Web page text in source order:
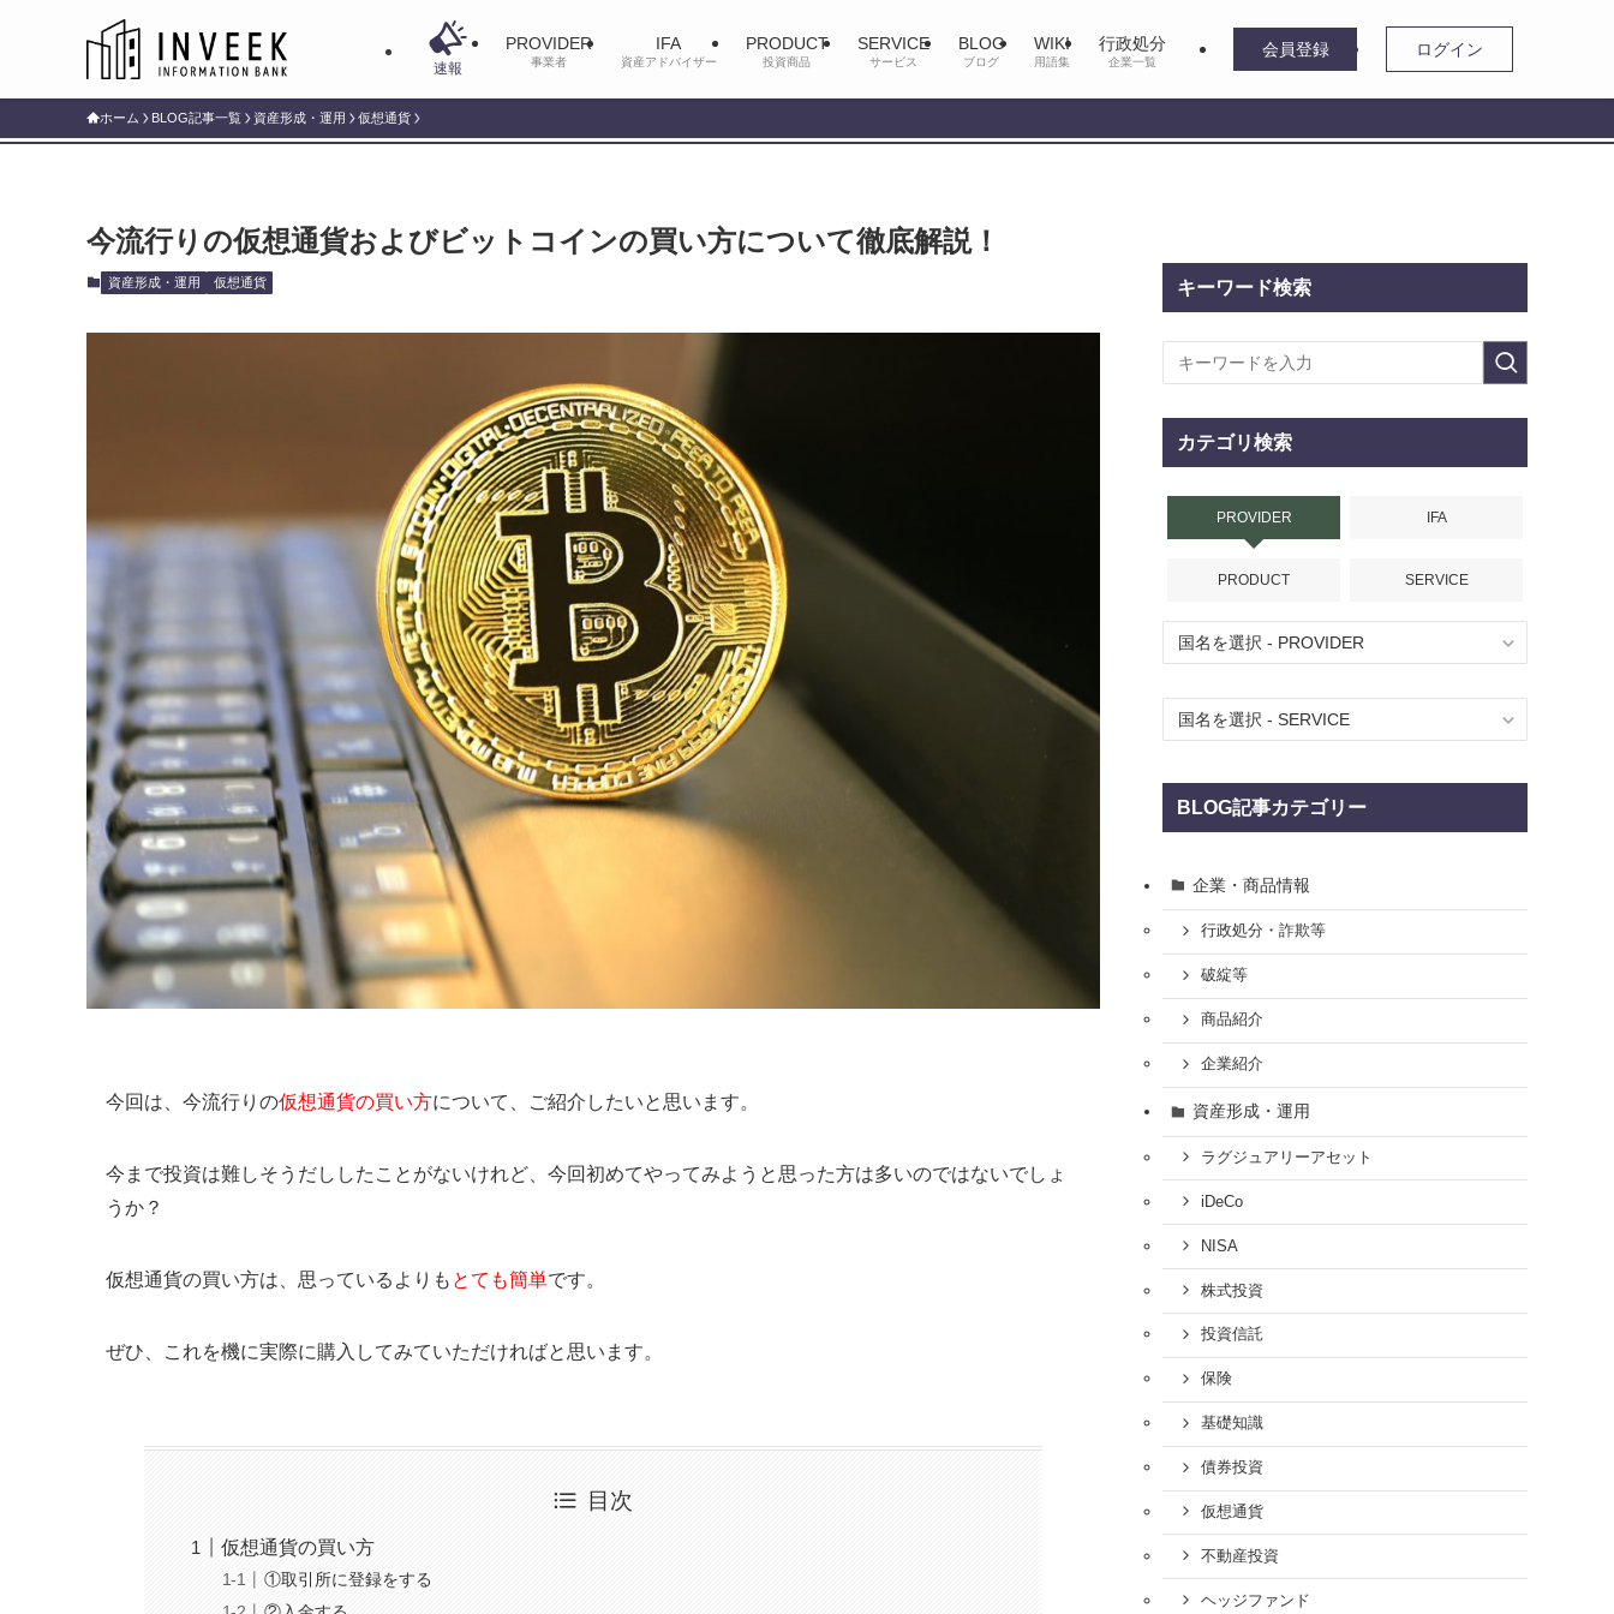
速報
PROVIDER
事業者
IFA
資産アドバイザー
PRODUCT
投資商品
SERVICE
サービス
BLOG
ブログ
WIKI
用語集
行政処分
企業一覧
会員登録 ログイン
ホーム BLOG記事一覧 資産形成・運用 仮想通貨
今流行りの仮想通貨およびビットコインの買い方について徹底解説！
資産形成・運用 仮想通貨
今回は、今流行りの仮想通貨の買い方について、ご紹介したいと思います。
今まで投資は難しそうだししたことがないけれど、今回初めてやってみようと思った方は多いのではないでしょ
うか？
仮想通貨の買い方は、思っているよりも とても簡単です。
ぜひ、これを機に実際に購入してみていただければと思います。
目次
仮想通貨の買い方
①取引所に登録をする
キーワード検索
カテゴリ検索
PROVIDER IFA
PRODUCT SERVICE
BLOG記事カテゴリー
企業・商品情報
行政処分・詐欺等
破綻等
商品紹介
企業紹介
資産形成・運用
ラグジュアリーアセット
iDeCo
NISA
株式投資
投資信託
保険
基礎知識
債券投資
仮想通貨
不動産投資
ヘッジファンド